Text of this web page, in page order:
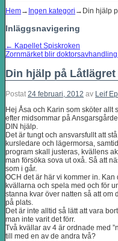
Hem→ Ingen kategori → Din hjälp
Inläggsnavigering
← Kapellet Spiskroken
Zornmärket blir doktorsavhandling
Din hjälp på
Postat 24 februari, 2012 av Leif
Hej Åsa och Karin som sköter allt
efter midsommar på
DIN hjälp.
Det är tungt och ansvarsfullt att
kursledare och lägermorsa,
program skall justeras, kvällens
man försöka sova ut oxå. Så att
som i går.
OCH det är här vi kommer in. Kan
kvällarna och spela med och för
stanna kvar över natten så att om
på plats.
Det är inte alltid så lätt att vara
man inte varit det förr.
Två kvällar av 4 är ordnade med
till med en av de andra två?